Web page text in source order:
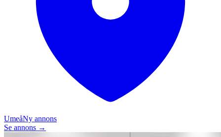
UmeåNy annons
Se annons →